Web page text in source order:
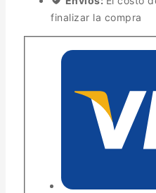
finalizar la compra